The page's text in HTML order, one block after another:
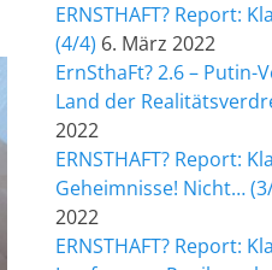
ERNSTHAFT? Report:
(4/4) 6. März 2022
ErnSthaFt? 2.6 – Putin-
Land der
2022
ERNSTHAFT? Report:
Geheimnisse! Nicht…
2022
ERNSTHAFT? Report: